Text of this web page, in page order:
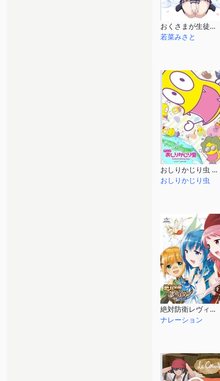
おくさまが生徒会長！
若菜みさと
おしりかじり虫 第3シリーズ
おしりかじり虫
絶対防衛レヴィアタン
ナレーション